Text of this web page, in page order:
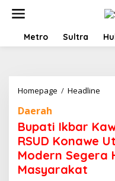
HOMEMetro Sultra
Homepage / Headline
Daerah
Bupati Ikbar
RSUD Konawe
Modern Segera
Masyarakat